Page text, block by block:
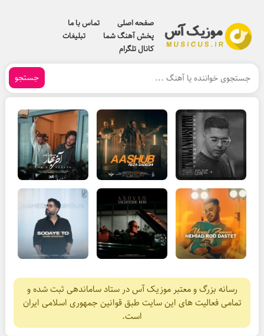
صفحه اصلی
تماس با ما
پخش آهنگ شما
تبلیغات
کانال تلگرام
جستجو
رسانه بزرگ و معتبر موزیک آس در ستاد ساماندهی ثبت شده و
تمامی فعالیت های این سایت طبق قوانین جمهوری اسلامی ایران
است.